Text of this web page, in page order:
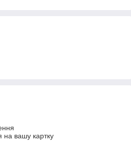
на вашу картку